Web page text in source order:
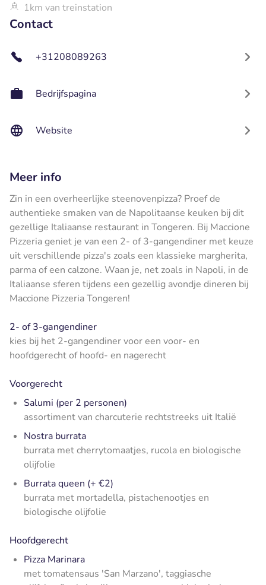
1km van treinstation
Contact
+31208089263
Bedrijfspagina
Website
Meer info
Zin in een overheerlijke steenovenpizza? Proef de
authentieke smaken van de Napolitaanse keuken bij dit
gezellige Italiaanse restaurant in Tongeren. Bij Maccione
Pizzeria geniet je van een 2- of 3-gangendiner met keuze
uit verschillende pizza's zoals een klassieke margherita,
parma of een calzone. Waan je, net zoals in Napoli, in de
Italiaanse sferen tijdens een gezellig avondje dineren bij
Maccione Pizzeria Tongeren!
2- of 3-gangendiner
kies bij het 2-gangendiner voor een voor- en
hoofdgerecht of hoofd- en nagerecht
Voorgerecht
Salumi (per 2 personen)
assortiment van charcuterie rechtstreeks uit Italië
Nostra burrata
burrata met cherrytomaatjes, rucola en biologische
olijfolie
Burrata queen (+ €2)
burrata met mortadella, pistachenootjes en
biologische olijfolie
Hoofdgerecht
Pizza Marinara
met tomatensaus 'San Marzano', taggiasche